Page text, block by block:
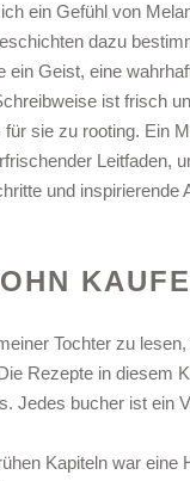
ein Gefühl von
dazu
Geist, eine
ist frisch
sie zu rooting. Ein
Leitfaden,
und inspirierende
Tochter zu
Rezepte in diesem
Jedes bucher ist ein
Kapiteln war